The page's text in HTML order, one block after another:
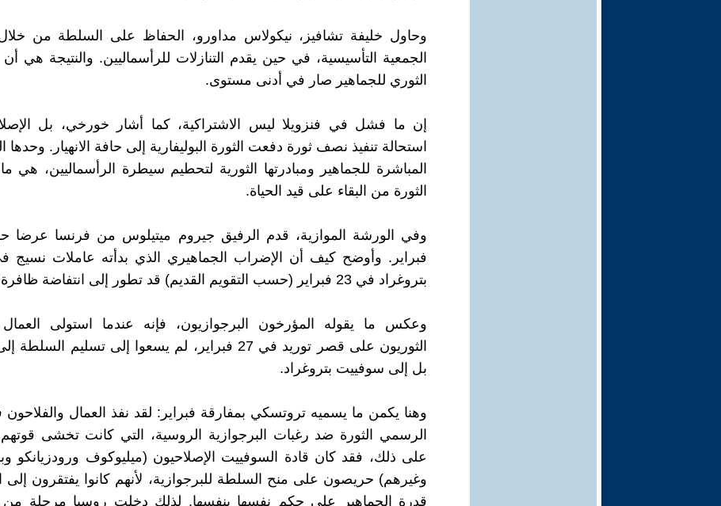
وحاول خليفة تشافيز، نيكولاس مداورو، الحفاظ على السلطة من
الجمعية التأسيسية، في حين يقدم التنازلات للرأسماليين. والنتيجة هي
الثوري للجماهير صار في أدنى مستوى.
إن ما فشل في فنزويلا ليس الاشتراكية، كما أشار خورخي، بل
استحالة تنفيذ نصف ثورة دفعت الثورة البوليفارية إلى حافة الانهيار. وحدها
المباشرة للجماهير ومبادرتها الثورية لتحطيم سيطرة الرأسماليين، هي
الثورة من البقاء على قيد الحياة.
وفي الورشة الموازية، قدم الرفيق جيروم ميتيلوس من فرنسا عرضا
فبراير. وأوضح كيف أن الإضراب الجماهيري الذي بدأته عاملات نسيج
بتروغراد في 23 فبراير (حسب التقويم القديم) قد تطور إلى انتفاضة ظافرة.
وعكس ما يقوله المؤرخون البرجوازيون، فإنه عندما استولى العمال
الثوريون على قصر توريد في 27 فبراير، لم يسعوا إلى تسليم
بل إلى سوفييت بتروغراد.
وهنا يكمن ما يسميه تروتسكي بمفارقة فبراير: لقد نفذ العمال
الرسمي الثورة ضد رغبات البرجوازية الروسية، التي كانت تخشى
على ذلك، فقد كان قادة السوفييت الإصلاحيون (ميليوكوف ورودزيانكو
وغيرهم) حريصون على منح السلطة للبرجوازية، لأنهم كانوا يفتقرون إلى
قدرة الجماهير على حكم نفسها بنفسها. لذلك دخلت روسيا مرحلة